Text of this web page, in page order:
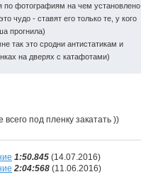
по фотографиям на чем установлено
чудо - ставят его только те, у кого
прогнила)
так это сродни антистатикам и
на дверях с катафотами)
под пленку закатать ))
1:50.845 (14.07.2016)
2:04:568 (11.06.2016)